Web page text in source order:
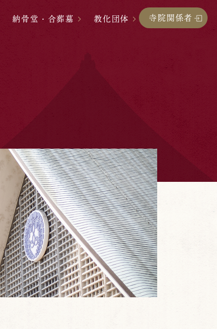
納骨堂・合葬墓 教化団体 寺院関係者